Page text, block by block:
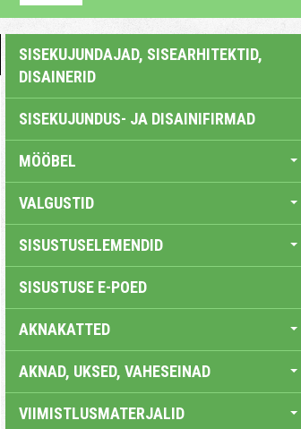
SISEKUJUNDAJAD, SISEARHITEKTID,
DISAINERID
SISEKUJUNDUS- JA DISAINIFIRMAD
MÖÖBEL
VALGUSTID
SISUSTUSELEMENDID
SISUSTUSE E-POED
AKNAKATTED
AKNAD, UKSED, VAHESEINAD
VIIMISTLUSMATERJALID